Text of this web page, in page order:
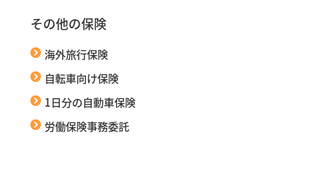
その他の保険
海外旅行保険
自転車向け保険
1日分の自動車保険
労働保険事務委託